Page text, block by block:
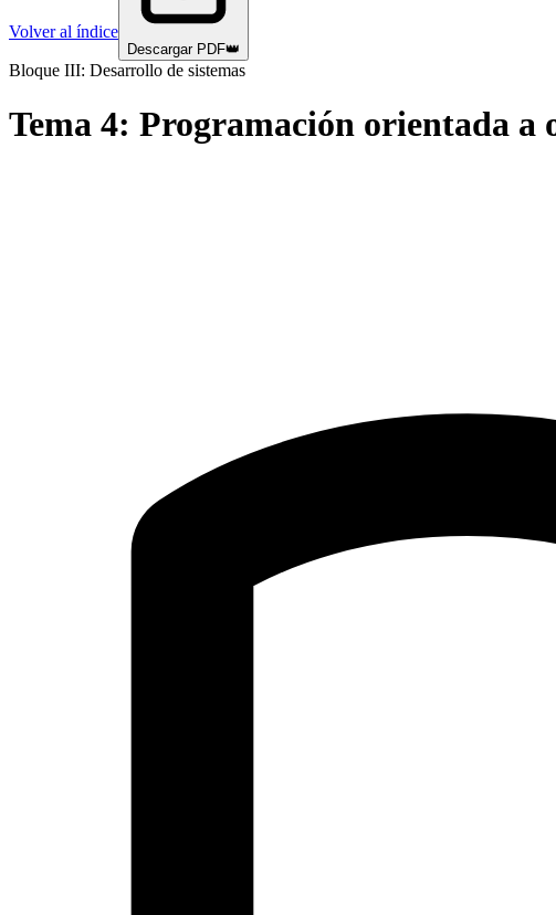
Volver al índice
Descargar PDF👑
Bloque III: Desarrollo de sistemas
Tema 4: Programación orientada a